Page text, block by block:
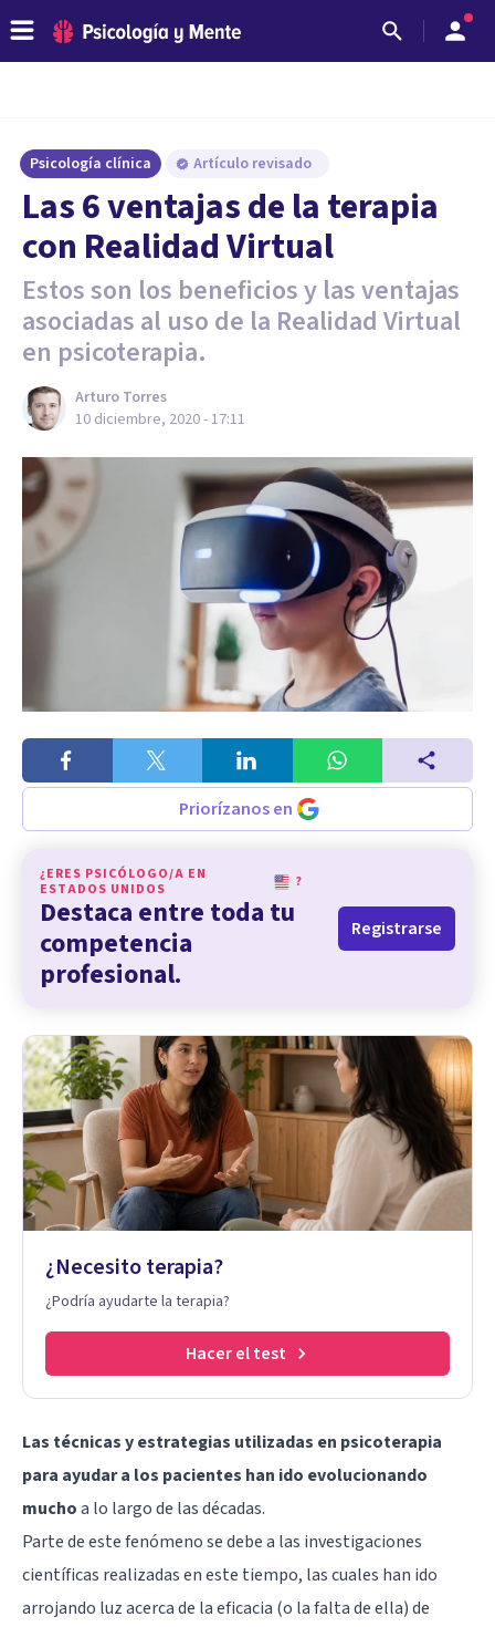
Psicología clínica Artículo revisado
Las 6 ventajas de la terapia
con Realidad Virtual
Estos son los beneficios y las ventajas
asociadas al uso de la Realidad Virtual
en psicoterapia.
Arturo Torres
10 diciembre, 2020 - 17:11
Priorízanos en
¿ERES PSICÓLOGO/A EN
ESTADOS UNIDOS
?
Destaca entre toda tu
competencia
profesional.
Registrarse
¿Necesito terapia?
¿Podría ayudarte la terapia?
Hacer el test
Las técnicas y estrategias utilizadas en psicoterapia
para ayudar a los pacientes han ido evolucionando
muchoa lo largo de las décadas.
Parte de este fenómeno se debe a las investigaciones
científicas realizadas en este tiempo, las cuales han ido
arrojando luz acerca de la eficacia (o la falta de ella) de